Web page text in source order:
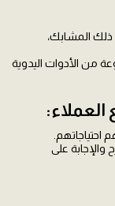
ذلك المشابك،
من الأدوات اليدوية
احتياجاتهم.
والإجابة على